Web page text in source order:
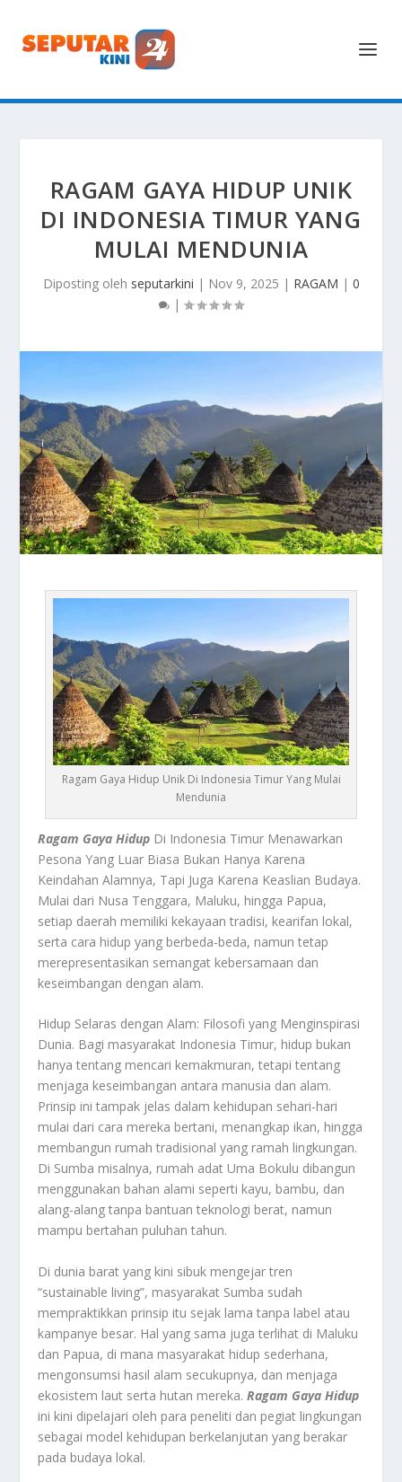
RAGAM GAYA HIDUP UNIK
DI INDONESIA TIMUR YANG
MULAI MENDUNIA
Diposting oleh seputarkini | Nov 9, 2025 | RAGAM | 0
|
Ragam Gaya Hidup Unik Di Indonesia Timur Yang Mulai
Mendunia
Ragam Gaya Hidup Di Indonesia Timur Menawarkan
Pesona Yang Luar Biasa Bukan Hanya Karena
Keindahan Alamnya, Tapi Juga Karena Keaslian Budaya.
Mulai dari Nusa Tenggara, Maluku, hingga Papua,
setiap daerah memiliki kekayaan tradisi, kearifan lokal,
serta cara hidup yang berbeda-beda, namun tetap
merepresentasikan semangat kebersamaan dan
keseimbangan dengan alam.
Hidup Selaras dengan Alam: Filosofi yang Menginspirasi
Dunia. Bagi masyarakat Indonesia Timur, hidup bukan
hanya tentang mencari kemakmuran, tetapi tentang
menjaga keseimbangan antara manusia dan alam.
Prinsip ini tampak jelas dalam kehidupan sehari-hari
mulai dari cara mereka bertani, menangkap ikan, hingga
membangun rumah tradisional yang ramah lingkungan.
Di Sumba misalnya, rumah adat Uma Bokulu dibangun
menggunakan bahan alami seperti kayu, bambu, dan
alang-alang tanpa bantuan teknologi berat, namun
mampu bertahan puluhan tahun.
Di dunia barat yang kini sibuk mengejar tren
“sustainable living”, masyarakat Sumba sudah
mempraktikkan prinsip itu sejak lama tanpa label atau
kampanye besar. Hal yang sama juga terlihat di Maluku
dan Papua, di mana masyarakat hidup sederhana,
mengonsumsi hasil alam secukupnya, dan menjaga
ekosistem laut serta hutan mereka.Ragam Gaya Hidup
ini kini dipelajari oleh para peneliti dan pegiat lingkungan
sebagai model kehidupan berkelanjutan yang berakar
pada budaya lokal.